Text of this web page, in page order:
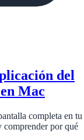
del
Mac
completa en tu
comprender por qué